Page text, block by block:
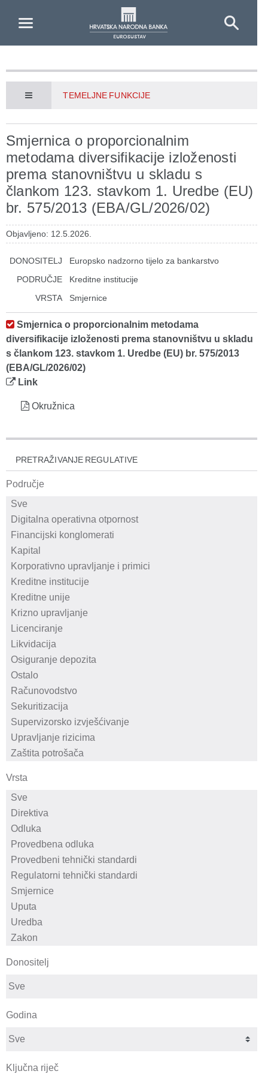
TEMELJNE FUNKCIJE
Smjernica o proporcionalnim
metodama diversifikacije izloženosti
prema stanovništvu u skladu s
člankom 123. stavkom 1. Uredbe (EU)
br. 575/2013 (EBA/GL/2026/02)
Objavljeno: 12.5.2026.
DONOSITELJ
Europsko nadzorno tijelo za bankarstvo
PODRUČJE
Kreditne institucije
VRSTA
Smjernice
Smjernica o proporcionalnim metodama
diversifikacije izloženosti prema stanovništvu u skladu
s člankom 123. stavkom 1. Uredbe (EU) br. 575/2013
(EBA/GL/2026/02)
Link
Okružnica
PRETRAŽIVANJE REGULATIVE
Područje
Vrsta
Donositelj
Godina
Ključna riječ